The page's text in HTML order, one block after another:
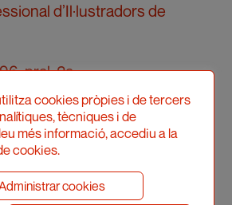
d’Il·lustradors de
pral. 2a
de 10 a 14h
cookies pròpies i de tercers
tècniques i de
més informació, accediu a la
cookies.
cookies